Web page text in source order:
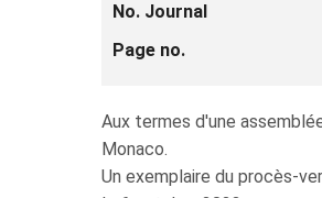
No. Journal
Page no.
Aux termes d'une
Monaco.
Un exemplaire du procès-